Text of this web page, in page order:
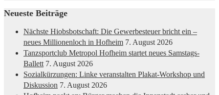
Neueste Beiträge
Nächste Hiobsbotschaft: Die Gewerbesteuer bricht ein –
neues Millionenloch in Hofheim 7. August 2026
Tanzsportclub Metropol Hofheim startet neues Samstags-
Ballett 7. August 2026
Sozialkürzungen: Linke veranstalten Plakat-Workshop und
Diskussion 7. August 2026